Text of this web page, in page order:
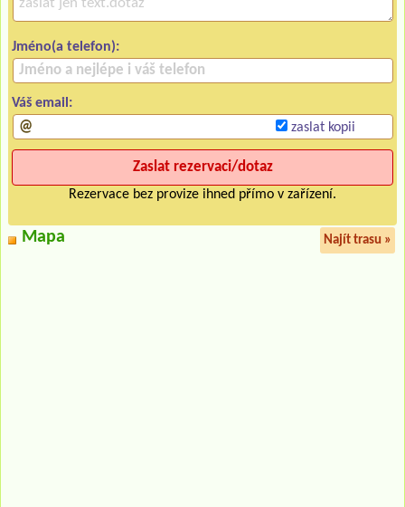
Jméno(a telefon):
Váš email:
zaslat kopii
Rezervace bez provize ihned přímo v zařízení.
Mapa Najít trasu »